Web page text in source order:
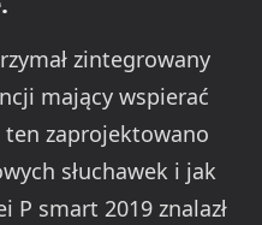
zintegrowany
mający wspierać
ten zaprojektowano
słuchawek i jak
P smart 2019 znalazł